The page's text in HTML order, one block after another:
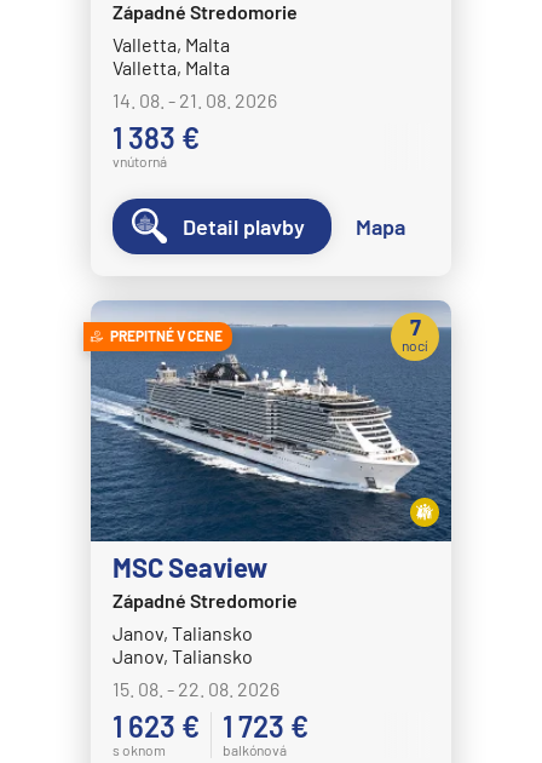
Západné Stredomorie
Valletta, Malta
Valletta, Malta
14. 08. - 21. 08. 2026
1 383 €
vnútorná
Detail plavby Mapa
PREPITNÉ V CENE
MSC Seaview
Západné Stredomorie
Janov, Taliansko
Janov, Taliansko
15. 08. - 22. 08. 2026
1 623 €
s oknom
1 723 €
balkónová
7
nocí